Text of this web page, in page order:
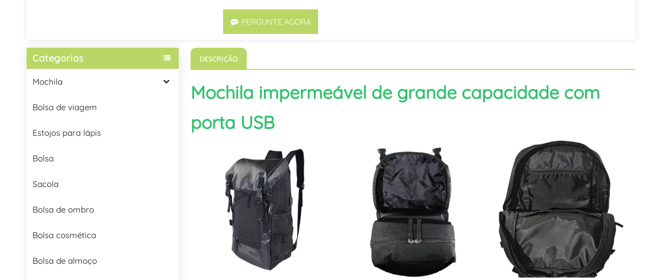
PERGUNTE AGORA
Categorias
Mochila
Bolsa de viagem
Estojos para lápis
Bolsa
Sacola
Bolsa de ombro
Bolsa cosmética
Bolsa de almoço
DESCRIÇÃO
Mochila impermeável de grande capacidade com
porta USB